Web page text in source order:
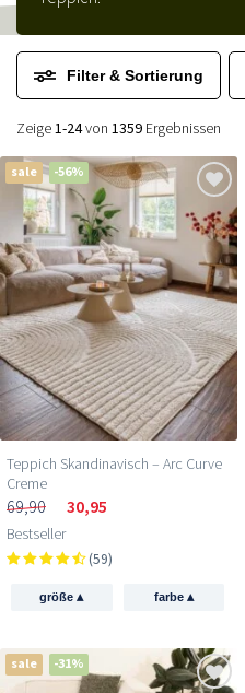
Filter & Sortierung
Zeige1-24von 1359 Ergebnissen
sale -56%
Teppich Skandinavisch – Arc Curve
Creme
69,90 30,95
Bestseller
(59)
größe▴ farbe ▴
sale -31%